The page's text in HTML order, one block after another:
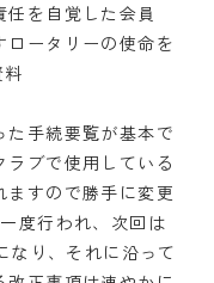
を自覚した会員
ロータリーの使命を
た手続要覧が基本で
ブで使用している
すので勝手に変更
度行われ、次回は
なり、それに沿って